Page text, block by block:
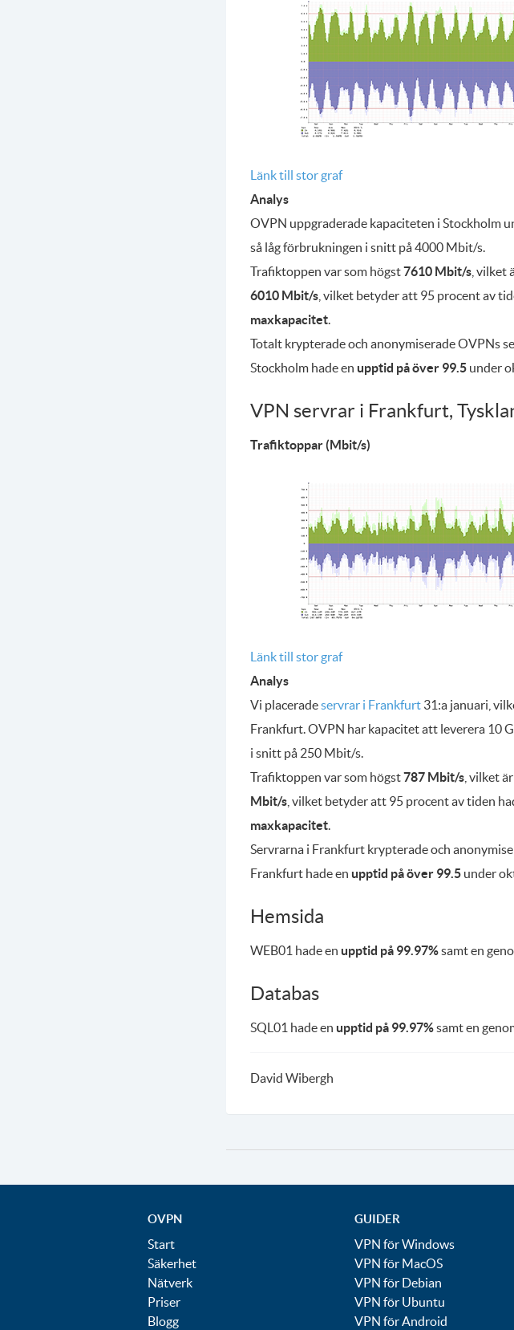
Länk till stor graf
Analys
OVPN uppgraderade kapaciteten i Stockholm
så låg förbrukningen i snitt på 4000 Mbit/s.
Trafiktoppen var som högst7610 Mbit/s, vilket
6010 Mbit/s, vilket betyder att 95 procent av
maxkapacitet.
Totalt krypterade och anonymiserade OVPNs
Stockholm hade en upptid på över 99.5under
VPN servrar i Frankfurt,
Trafiktoppar (Mbit/s)
Länk till stor graf
Analys
Vi placeradeservrar i Frankfurt31:a januari,
Frankfurt. OVPN har kapacitet att leverera 10
i snitt på 250 Mbit/s.
Trafiktoppen var som högst787 Mbit/s, vilket är
Mbit/s, vilket betyder att 95 procent av tiden
maxkapacitet.
Servrarna i Frankfurt krypterade och
Frankfurt hade en upptid på över 99.5under
Hemsida
WEB01 hade en upptid på 99.97%samt en
Databas
SQL01 hade en upptid på 99.97%samt en
David Wibergh
OVPN
Start
Säkerhet
Nätverk
Priser
Blogg
GUIDER
VPN för Windows
VPN för MacOS
VPN för Debian
VPN för Ubuntu
VPN för Android